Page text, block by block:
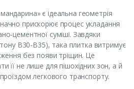
є ідеальна геометрія
прискорює процес укладання
цементної суміші. Завдяки
B30-B35), така плитка витримує
без появи тріщин. Це
її не лише для пішохідних зон, а й
легкового транспорту.